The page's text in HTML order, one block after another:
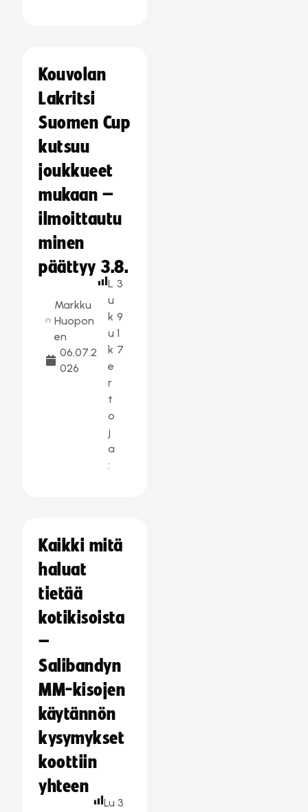
Kouvolan
Lakritsi
Suomen Cup
kutsuu
joukkueet
mukaan –
ilmoittautu
minen
päättyy 3.8.
Markku
Huopon
en
06.07.2
026
L
u
k
u
k
e
r
t
o
j
a
:
3
9
1
7
Kaikki mitä
haluat
tietää
kotikisoista
–
Salibandyn
MM-kisojen
käytännön
kysymykset
koottiin
yhteen
Lu 3